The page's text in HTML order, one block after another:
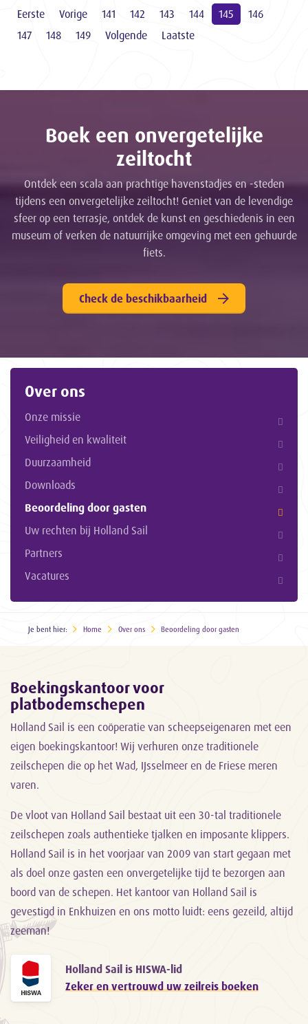
Eerste Vorige 141 142 143 144 145
146
147
148 149 Volgende Laatste
Boek een onvergetelijke
zeiltocht
Ontdek een scala aan prachtige havenstadjes en -steden
tijdens een onvergetelijke zeiltocht! Geniet van de levendige
sfeer op een terrasje, ontdek de kunst en geschiedenis in een
museum of verken de natuurrijke omgeving met een gehuurde
fiets.
Check de beschikbaarheid
Over ons
Onze missie
Veiligheid en kwaliteit
Duurzaamheid
Downloads
Beoordeling door gasten
Uw rechten bij Holland Sail
Partners
Vacatures
Je bent hier: Home Over ons Beoordeling door gasten
Boekingskantoor voor
platbodemschepen
Holland Sail is een coöperatie van scheepseigenaren met een
eigen boekingskantoor! Wij verhuren onze traditionele
zeilschepen die op het Wad, IJsselmeer en de Friese meren
varen.
De vloot van Holland Sail bestaat uit een 30-tal traditionele
zeilschepen zoals authentieke tjalken en imposante klippers.
Holland Sail is in het voorjaar van 2009 van start gegaan met
als doel onze gasten een onvergetelijke tijd te bezorgen aan
boord van de schepen. Het kantoor van Holland Sail is
gevestigd in Enkhuizen en ons motto luidt: eens gezeild, altijd
zeeman!
Holland Sail is HISWA-lid
Zeker en vertrouwd uw zeilreis boeken